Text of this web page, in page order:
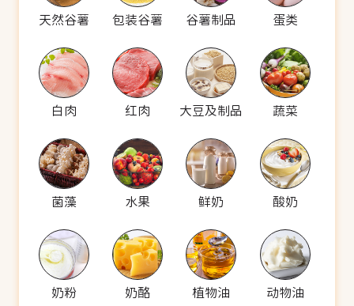
天然谷薯 包装谷薯 谷薯制品 蛋类
白肉 红肉 大豆及制品 蔬菜
菌藻 水果 鲜奶 酸奶
奶粉 奶酪 植物油 动物油